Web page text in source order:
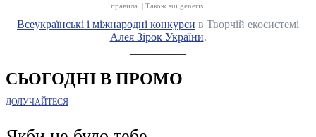
правила. | Також sui generis.
Всеукраїнські і міжнародні конкурси в Творчій екосистемі
Алея Зірок України.
СЬОГОДНІ В ПРОМО
ДОЛУЧАЙТЕСЯ